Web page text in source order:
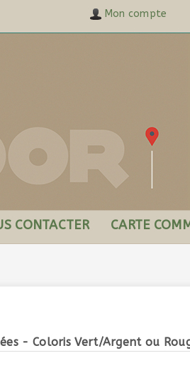
Mon compte
CONTACTER CARTE
- Coloris Vert/Argent ou